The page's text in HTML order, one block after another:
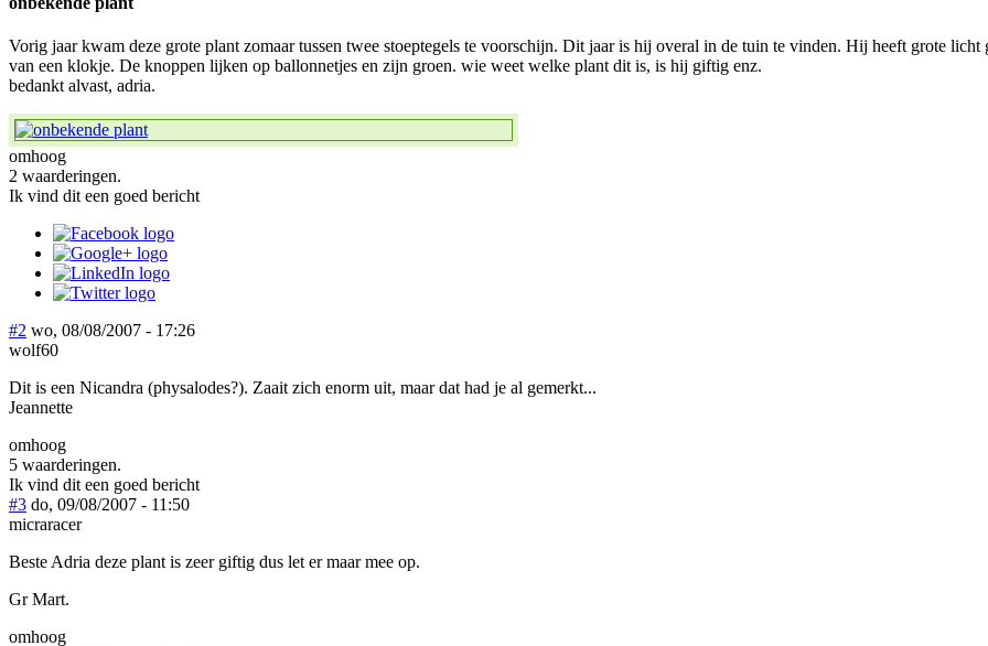
Vorig jaar kwam deze grote plant zomaar tussen twee stoeptegels te voorschijn. Dit jaar is hij overal in de tuin te vinden. Hij heeft grote
van een klokje. De knoppen lijken op ballonnetjes en zijn groen. wie weet welke plant dit is, is hij giftig enz.
bedankt alvast, adria.
omhoog
2 waarderingen.
Ik vind dit een goed bericht
#2 wo, 08/08/2007 - 17:26
wolf60
Dit is een Nicandra (physalodes?). Zaait zich enorm uit, maar dat had je al gemerkt...
Jeannette
omhoog
5 waarderingen.
Ik vind dit een goed bericht
#3 do, 09/08/2007 - 11:50
micraracer
Beste Adria deze plant is zeer giftig dus let er maar mee op.
Gr Mart.
omhoog